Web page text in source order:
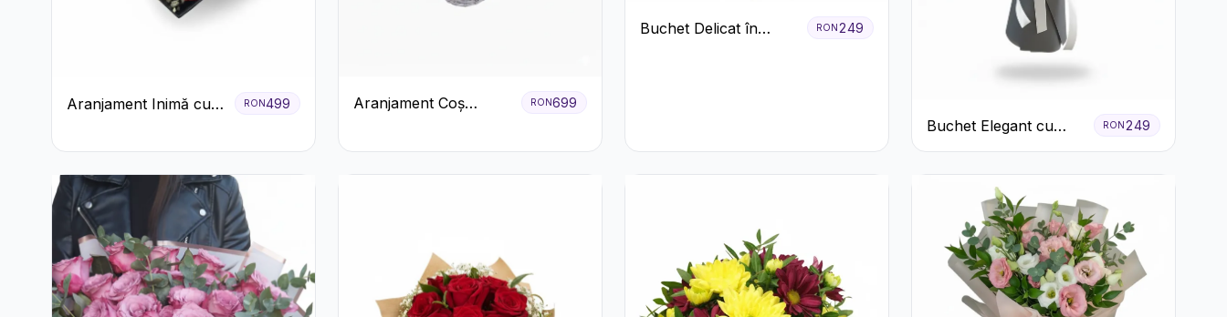
Aranjament Inimă cu
Floarea Miresei
RON499
Aranjament Coș
RON699
Buchet Delicat în
RON249
Buchet Elegant cu
Garoafe Albe și
RON249